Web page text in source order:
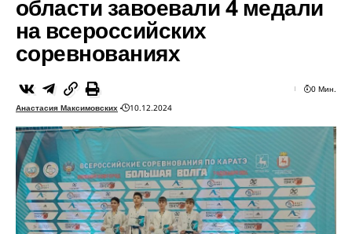
области завоевали 4 медали
на всероссийских
соревнованиях
Анастасия Максимовских 10.12.2024
0 Мин.